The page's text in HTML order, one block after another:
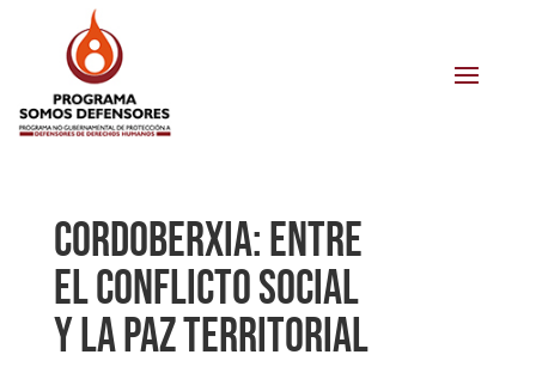
Cordoberxia: entre
el conflicto social
y la paz territorial